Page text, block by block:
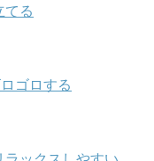
てる
ゴロする